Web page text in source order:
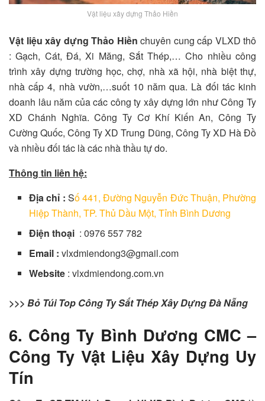
Vật liệu xây dựng Thảo Hiền
Vật liệu xây dựng Thảo Hiền chuyên cung cấp VLXD thô
: Gạch, Cát, Đá, Xi Măng, Sắt Thép,… Cho nhiều công
trình xây dựng trường học, chợ, nhà xã hội, nhà biệt thự,
nhà cấp 4, nhà vườn,…suốt 10 năm qua. Là đối tác kinh
doanh lâu năm của các công ty xây dựng lớn như Công Ty
XD Chánh Nghĩa. Công Ty Cơ Khí Kiến An, Công Ty
Cường Quốc, Công Ty XD Trung Dũng, Công Ty XD Hà Đồ
và nhiều đối tác là các nhà thầu tự do.
Thông tin liên hệ:
Địa chỉ : Số 441, Đường Nguyễn Đức Thuận, Phường
Hiệp Thành, TP. Thủ Dầu Một, Tỉnh Bình Dương
Điện thoại : 0976 557 782
Email : vlxdmiendong3@gmail.com
Website : vlxdmiendong.com.vn
>>> Bỏ Túi Top Công Ty Sắt Thép Xây Dựng Đà Nẵng
6. Công Ty Bình Dương CMC –
Công Ty Vật Liệu Xây Dựng Uy
Tín